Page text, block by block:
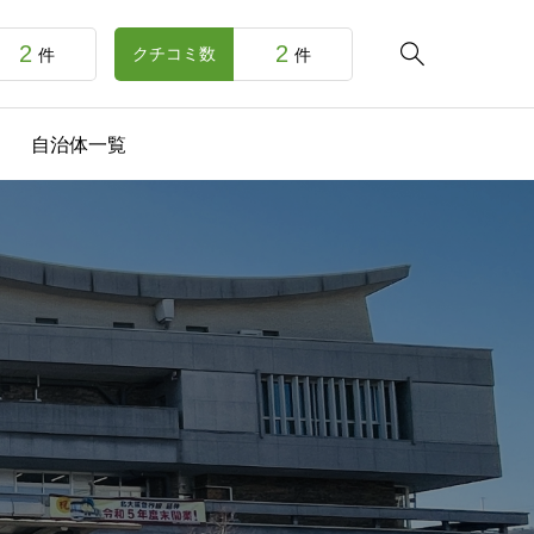

2 件 クチコミ数 2 件
自治体一覧